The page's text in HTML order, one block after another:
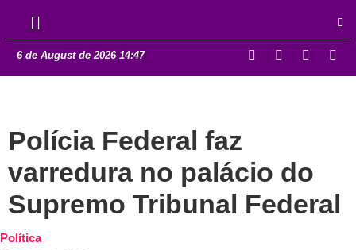
6 de August de 2026 14:47
Polícia Federal faz
varredura no palácio do
Supremo Tribunal Federal
Política